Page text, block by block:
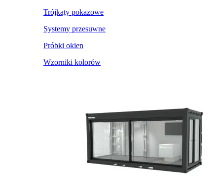
Trójkąty pokazowe
Systemy przesuwne
Próbki okien
Wzorniki kolorów